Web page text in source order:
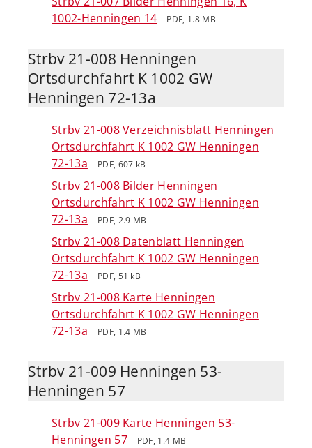
1002-Henningen 14
PDF, 1.8 MB
Strbv 21-008 Henningen
Ortsdurchfahrt K 1002 GW
Henningen 72-13a
Strbv 21-008 Verzeichnisblatt Henningen
Ortsdurchfahrt K 1002 GW Henningen
72-13a
PDF, 607 kB
Strbv 21-008 Bilder Henningen
Ortsdurchfahrt K 1002 GW Henningen
72-13a
PDF, 2.9 MB
Strbv 21-008 Datenblatt Henningen
Ortsdurchfahrt K 1002 GW Henningen
72-13a
PDF, 51 kB
Strbv 21-008 Karte Henningen
Ortsdurchfahrt K 1002 GW Henningen
72-13a
PDF, 1.4 MB
Strbv 21-009 Henningen 53-
Henningen 57
Strbv 21-009 Karte Henningen 53-
Henningen 57
PDF, 1.4 MB